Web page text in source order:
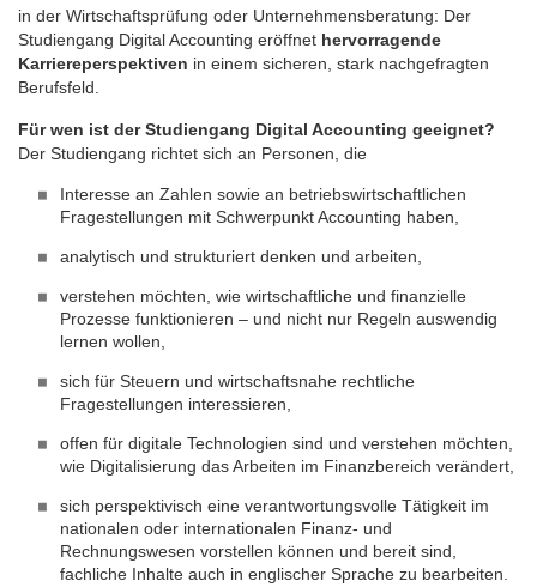
in der Wirtschaftsprüfung oder Unternehmensberatung: Der
Studiengang Digital Accounting eröffnet hervorragende
Karriereperspektiven in einem sicheren, stark nachgefragten
Berufsfeld.
Für wen ist der Studiengang Digital Accounting geeignet?
Der Studiengang richtet sich an Personen, die
Interesse an Zahlen sowie an betriebswirtschaftlichen
Fragestellungen mit Schwerpunkt Accounting haben,
analytisch und strukturiert denken und arbeiten,
verstehen möchten, wie wirtschaftliche und finanzielle
Prozesse funktionieren – und nicht nur Regeln auswendig
lernen wollen,
sich für Steuern und wirtschaftsnahe rechtliche
Fragestellungen interessieren,
offen für digitale Technologien sind und verstehen möchten,
wie Digitalisierung das Arbeiten im Finanzbereich verändert,
sich perspektivisch eine verantwortungsvolle Tätigkeit im
nationalen oder internationalen Finanz- und
Rechnungswesen vorstellen können und bereit sind,
fachliche Inhalte auch in englischer Sprache zu bearbeiten.